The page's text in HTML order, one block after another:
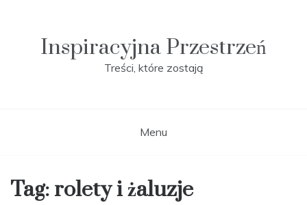
Inspiracyjna Przestrzeń
Treści, które zostają
Menu
Tag: rolety i żaluzje